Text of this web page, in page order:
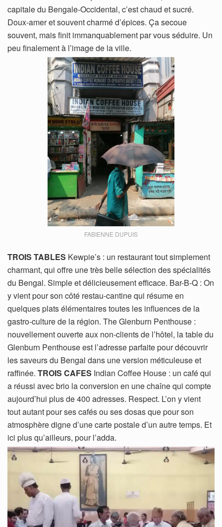
capitale du Bengale-Occidental, c’est chaud et sucré.
Doux-amer et souvent charmé d’épices. Ça secoue
souvent, mais finit immanquablement par vous séduire. Un
peu finalement à l’image de la ville.
FABIENNE DUPUIS
TROIS TABLES Kewpie’s : un restaurant tout simplement
charmant, qui offre une très belle sélection des spécialités
du Bengal. Simple et délicieusement efficace. Bar-B-Q : On
y vient pour son côté restau-cantine qui résume en
quelques plats élémentaires toutes les influences de la
gastro-culture de la région. The Glenburn Penthouse :
nouvellement ouverte aux non-clients de l’hôtel, la table du
Glenburn Penthouse est l’adresse parfaite pour découvrir
les saveurs du Bengal dans une version méticuleuse et
raffinée. TROIS CAFES Indian Coffee House : un café qui
a réussi avec brio la conversion en une chaîne qui compte
aujourd’hui plus de 400 adresses. Respect. L’on y vient
tout autant pour ses cafés ou ses dosas que pour son
atmosphère digne d’une carte postale d’un autre temps. Et
ici plus qu’ailleurs, pour l’adda.